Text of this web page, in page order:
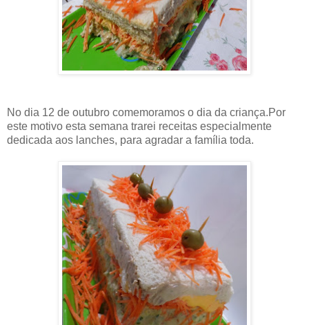
No dia 12 de outubro comemoramos o dia da criança.Por
este motivo esta semana trarei receitas especialmente
dedicada aos lanches, para agradar a família toda.